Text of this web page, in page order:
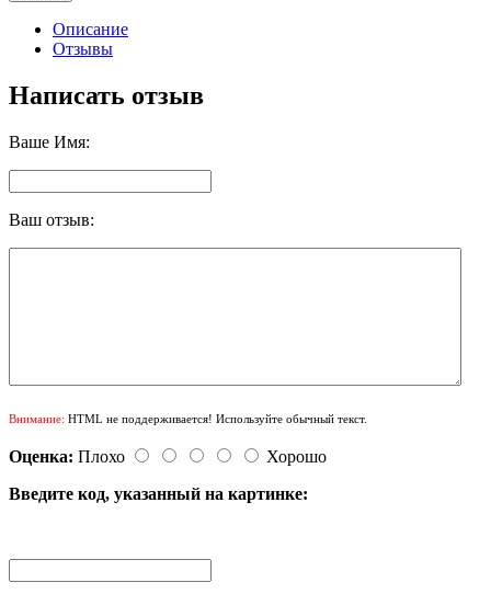
Описание
Отзывы
Написать отзыв
Ваше Имя:
Ваш отзыв:
Внимание: HTML не поддерживается! Используйте обычный текст.
Оценка: Плохо
Хорошо
Введите код, указанный на картинке: